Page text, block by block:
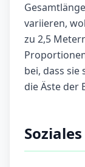
variieren,
zu 2,5
bei, dass
die Äste der